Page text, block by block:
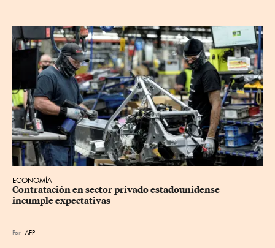
ECONOMÍA
Contratación en sector privado estadounidense
incumple expectativas
Por AFP